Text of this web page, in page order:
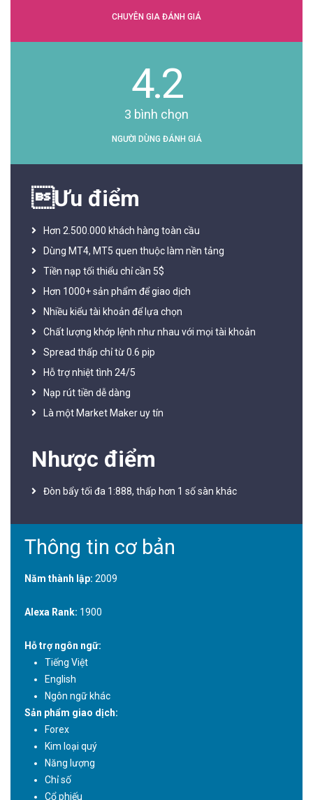
CHUYÊN GIA ĐÁNH GIÁ
4.2
3 bình chọn
NGƯỜI DÙNG ĐÁNH GIÁ
Ưu điểm
Hơn 2.500.000 khách hàng toàn cầu
Dùng MT4, MT5 quen thuộc làm nền tảng
Tiền nạp tối thiểu chỉ cần 5$
Hơn 1000+ sản phẩm để giao dịch
Nhiều kiểu tài khoản để lựa chọn
Chất lượng khớp lệnh như nhau với mọi tài khoản
Spread thấp chỉ từ 0.6 pip
Hỗ trợ nhiệt tình 24/5
Nạp rút tiền dễ dàng
Là một Market Maker uy tín
Nhược điểm
Đòn bẩy tối đa 1:888, thấp hơn 1 số sàn khác
Thông tin cơ bản
Năm thành lập: 2009
Alexa Rank: 1900
Hỗ trợ ngôn ngữ:
Tiếng Việt
English
Ngôn ngữ khác
Sản phẩm giao dịch:
Forex
Kim loại quý
Năng lượng
Chỉ số
Cổ phiếu